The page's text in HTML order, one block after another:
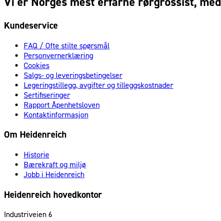
Kundeservice
FAQ / Ofte stilte spørsmål
Personvernerklæring
Cookies
Salgs- og leveringsbetingelser
Legeringstillegg, avgifter og tilleggskostnader
Sertifiseringer
Rapport Åpenhetsloven
Kontaktinformasjon
Om Heidenreich
Historie
Bærekraft og miljø
Jobb i Heidenreich
Heidenreich hovedkontor
Industriveien 6